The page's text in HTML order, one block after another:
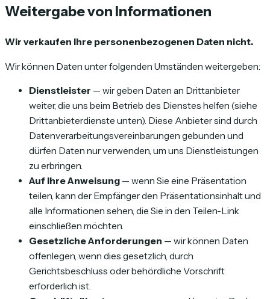
Weitergabe von Informationen
Wir verkaufen Ihre personenbezogenen Daten nicht.
Wir können Daten unter folgenden Umständen weitergeben:
Dienstleister — wir geben Daten an Drittanbieter
weiter, die uns beim Betrieb des Dienstes helfen (siehe
Drittanbieterdienste unten). Diese Anbieter sind durch
Datenverarbeitungsvereinbarungen gebunden und
dürfen Daten nur verwenden, um uns Dienstleistungen
zu erbringen.
Auf Ihre Anweisung — wenn Sie eine Präsentation
teilen, kann der Empfänger den Präsentationsinhalt und
alle Informationen sehen, die Sie in den Teilen-Link
einschließen möchten.
Gesetzliche Anforderungen — wir können Daten
offenlegen, wenn dies gesetzlich, durch
Gerichtsbeschluss oder behördliche Vorschrift
erforderlich ist.